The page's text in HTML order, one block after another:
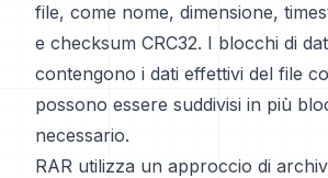
file, come nome, dimensione,
e checksum CRC32. I blocchi di
contengono i dati effettivi del file
possono essere suddivisi in più
necessario.
RAR utilizza un approccio di